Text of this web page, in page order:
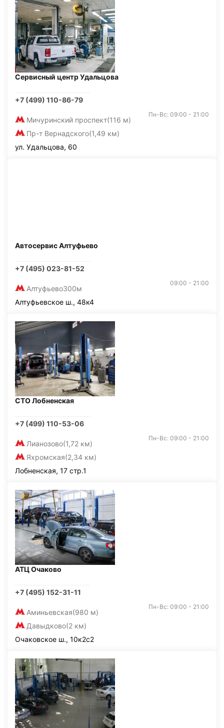
Сервисный центр Удальцова
+7 (499) 110-86-79
Мичуринский проспект(116 м)
Пр-т Вернадского(1,49 км)
Пн-Вс: 09:00 - 21:00
ул. Удальцова, 60
Автосервис Алтуфьево
+7 (495) 023-81-52
Алтуфьево300м
09:00 - 21:00
Алтуфьевское ш., 48к4
СТО Лобненская
+7 (499) 110-53-06
Лианозово(1,72 км)
Яхромская(2,34 км)
Пн-Вс: 09:00 - 21:00
Лобненская, 17 стр.1
АТЦ Очаково
+7 (495) 152-31-11
Аминьевская(980 м)
Давыдково(2 км)
Пн-Вс: 09:00 - 21:00
Очаковское ш., 10к2с2